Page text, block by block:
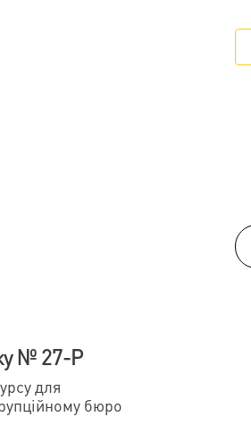
№ 27-Р
для
бюро